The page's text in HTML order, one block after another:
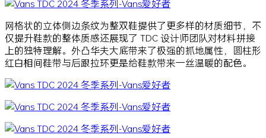
网格状的立体侧边条纹为整双鞋提供了更多样的材质细节，不
仅提升鞋款的整体质感还展现了 TDC 设计师团队对材料拼接
上的独特理解。外凸华夫大底带来了极强的抓地属性，圆柱形
红白相间鞋带与后跟拉环更是给鞋款带来一丝温暖的配色。